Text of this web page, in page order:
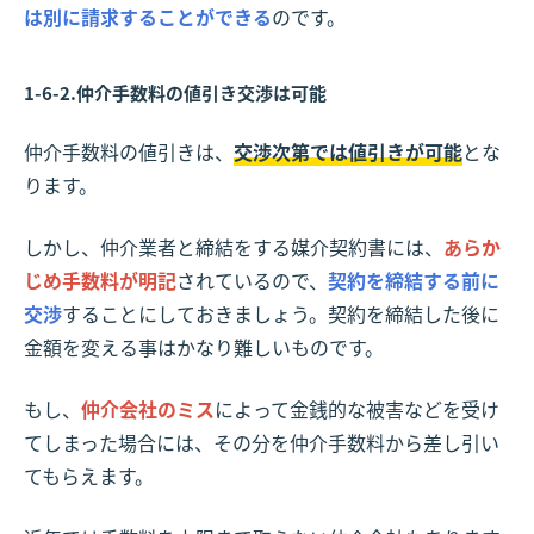
は別に請求することができるのです。
1-6-2.仲介手数料の値引き交渉は可能
仲介手数料の値引きは、 交渉次第では値引きが可能とな
ります。
しかし、仲介業者と締結をする媒介契約書には、 あらか
じめ手数料が明記されているので、 契約を締結する前に
交渉することにしておきましょう。契約を締結した後に
金額を変える事はかなり難しいものです。
もし、 仲介会社のミスによって金銭的な被害などを受け
てしまった場合には、その分を仲介手数料から差し引い
てもらえます。